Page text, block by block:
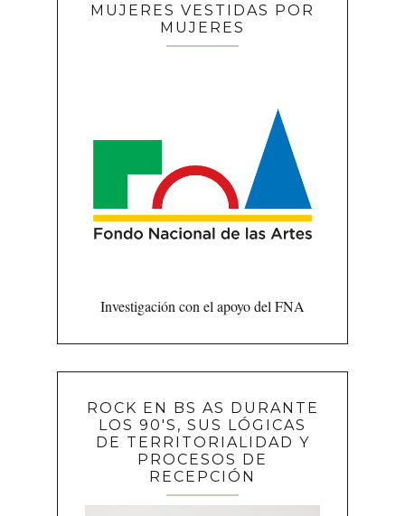
MUJERES VESTIDAS POR
MUJERES
Investigación con el apoyo del FNA
ROCK EN BS AS DURANTE
LOS 90'S, SUS LÓGICAS
DE TERRITORIALIDAD Y
PROCESOS DE
RECEPCIÓN